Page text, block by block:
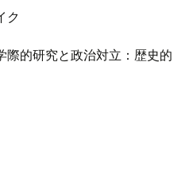
ク
際的研究と政治対立：歴史的